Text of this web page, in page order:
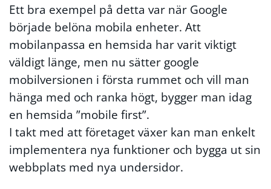
Ett bra exempel på detta var när Google
började belöna mobila enheter. Att
mobilanpassa en hemsida har varit viktigt
väldigt länge, men nu sätter google
mobilversionen i första rummet och vill man
hänga med och ranka högt, bygger man idag
en hemsida ”mobile first”.
I takt med att företaget växer kan man enkelt
implementera nya funktioner och bygga ut sin
webbplats med nya undersidor.